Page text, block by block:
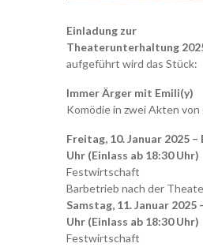
Einladung zur
Theaterunterhaltung
aufgeführt wird das Stück:
Immer Ärger mit Emili(y)
Komödie in zwei Akten von
Freitag, 10. Januar 2025 –
Uhr (Einlass ab 18:30 Uhr)
Festwirtschaft
Barbetrieb nach der
Samstag, 11. Januar 2025
Uhr (Einlass ab 18:30 Uhr)
Festwirtschaft